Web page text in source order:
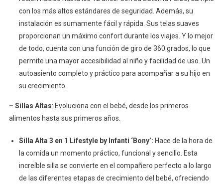
con los más altos estándares de seguridad. Además, su
instalación es sumamente fácil y rápida. Sus telas suaves
proporcionan un máximo confort durante los viajes. Y lo mejor
de todo, cuenta con una función de giro de 360 grados, lo que
permite una mayor accesibilidad al niño y facilidad de uso. Un
autoasiento completo y práctico para acompañar a su hijo en
su crecimiento.
– Sillas Altas: Evoluciona con el bebé, desde los primeros
alimentos hasta sus primeros años.
Silla Alta 3 en 1 Lifestyle by Infanti ‘Bony’: Hace de la hora de
la comida un momento práctico, funcional y sencillo. Esta
increíble silla se convierte en el compañero perfecto a lo largo
de las diferentes etapas de crecimiento del bebé, ofreciendo